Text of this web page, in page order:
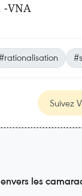
-VNA
#rationalisation
Suivez
les